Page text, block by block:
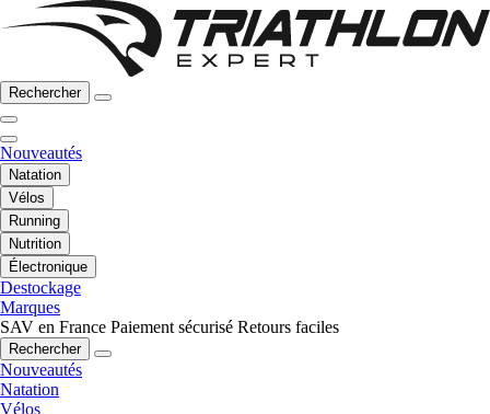
Rechercher
Nouveautés
Natation
Vélos
Running
Nutrition
Électronique
Destockage
Marques
SAV en France Paiement sécurisé Retours faciles
Rechercher
Nouveautés
Natation
Vélos